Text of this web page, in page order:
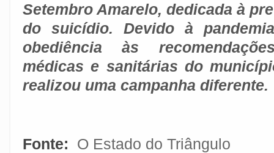
Setembro Amarelo, dedicada à
do suicídio. Devido à
obediência às
médicas e sanitárias do
realizou uma campanha diferente.
Fonte: O Estado do Triângulo